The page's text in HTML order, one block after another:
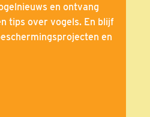
en ontvang
tips over vogels. En blijf
en